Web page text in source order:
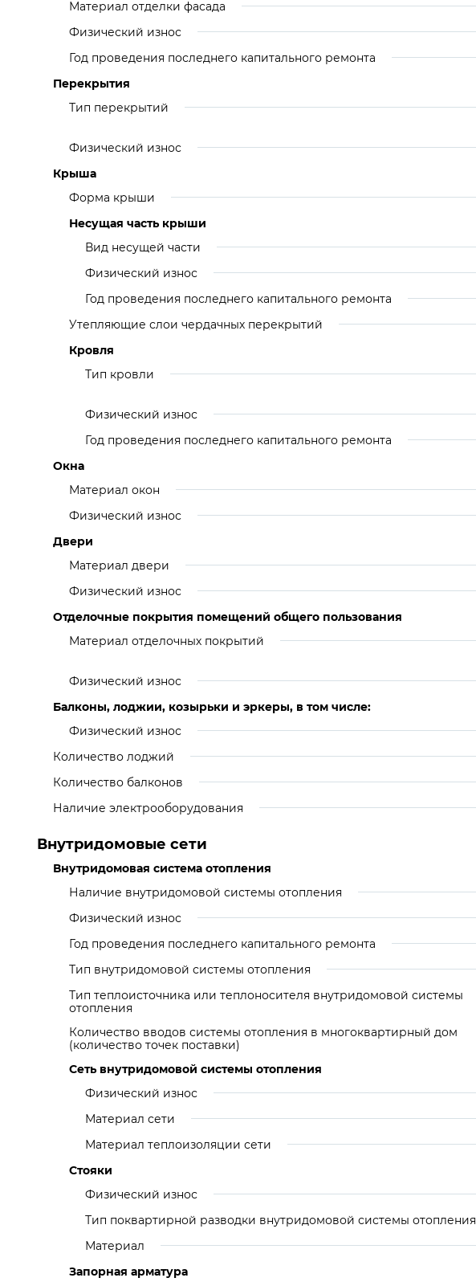
Материал отделки фасада
Физический износ
Год проведения последнего капитального ремонта
Перекрытия
Тип перекрытий
Физический износ
Крыша
Форма крыши
Несущая часть крыши
Вид несущей части
Физический износ
Год проведения последнего капитального ремонта
Утепляющие слои чердачных перекрытий
Кровля
Тип кровли
Физический износ
Год проведения последнего капитального ремонта
Окна
Материал окон
Физический износ
Двери
Материал двери
Физический износ
Отделочные покрытия помещений общего пользования
Материал отделочных покрытий
Физический износ
Балконы, лоджии, козырьки и эркеры, в том числе:
Физический износ
Количество лоджий
Количество балконов
Наличие электрооборудования
Внутридомовые сети
Внутридомовая система отопления
Наличие внутридомовой системы отопления
Физический износ
Год проведения последнего капитального ремонта
Тип внутридомовой системы отопления
Тип теплоисточника или теплоносителя внутридомовой системы
отопления
Количество вводов системы отопления в многоквартирный дом
(количество точек поставки)
Сеть внутридомовой системы отопления
Физический износ
Материал сети
Материал теплоизоляции сети
Стояки
Физический износ
Тип поквартирной разводки внутридомовой системы отопления
Материал
Запорная арматура